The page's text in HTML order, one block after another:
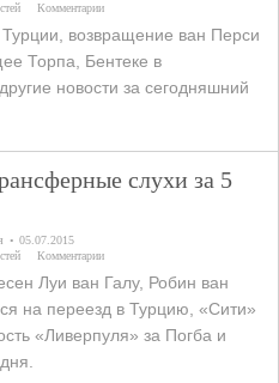
Комментарии
возвращение ван Перси
Торпа, Бентеке в
новости за сегодняшний
слухи за 5
05.07.2015
Комментарии
Луи ван Галу, Робин ван
на переезд в Турцию, «Сити»
«Ливерпуля» за Погба и